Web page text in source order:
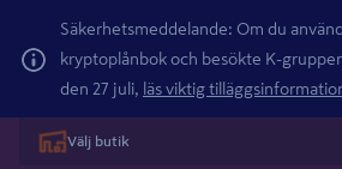
Säkerhetsmeddelande: Om du
kryptoplånbok och besökte K-
den 27 juli, läs viktig
Välj butik